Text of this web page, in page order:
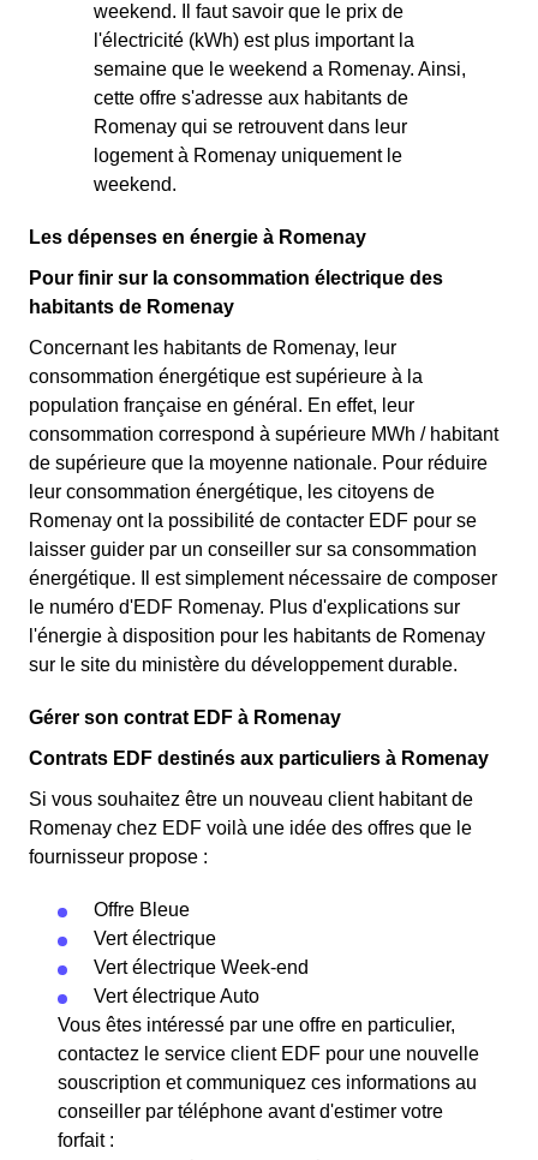
weekend. Il faut savoir que le prix de
l'électricité (kWh) est plus important la
semaine que le weekend a Romenay. Ainsi,
cette offre s'adresse aux habitants de
Romenay qui se retrouvent dans leur
logement à Romenay uniquement le
weekend.
Les dépenses en énergie à Romenay
Pour finir sur la consommation électrique des
habitants de Romenay
Concernant les habitants de Romenay, leur
consommation énergétique est supérieure à la
population française en général. En effet, leur
consommation correspond à supérieure MWh / habitant
de supérieure que la moyenne nationale. Pour réduire
leur consommation énergétique, les citoyens de
Romenay ont la possibilité de contacter EDF pour se
laisser guider par un conseiller sur sa consommation
énergétique. Il est simplement nécessaire de composer
le numéro d'EDF Romenay. Plus d'explications sur
l'énergie à disposition pour les habitants de Romenay
sur le site du ministère du développement durable.
Gérer son contrat EDF à Romenay
Contrats EDF destinés aux particuliers à Romenay
Si vous souhaitez être un nouveau client habitant de
Romenay chez EDF voilà une idée des offres que le
fournisseur propose :
Offre Bleue
Vert électrique
Vert électrique Week-end
Vert électrique Auto
Vous êtes intéressé par une offre en particulier,
contactez le service client EDF pour une nouvelle
souscription et communiquez ces informations au
conseiller par téléphone avant d'estimer votre
forfait :